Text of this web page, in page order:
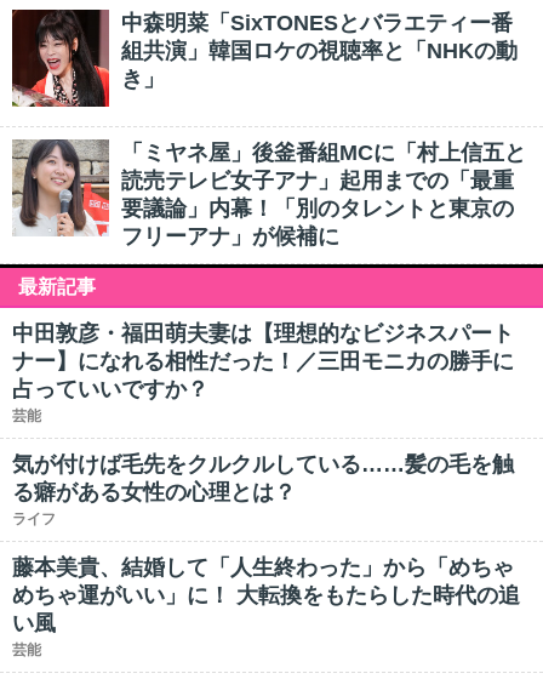
中森明菜「SixTONESとバラエティー番
組共演」韓国ロケの視聴率と「NHKの動
き」
「ミヤネ屋」後釜番組MCに「村上信五と
読売テレビ女子アナ」起用までの「最重
要議論」内幕！「別のタレントと東京の
フリーアナ」が候補に
最新記事
中田敦彦・福田萌夫妻は【理想的なビジネスパート
ナー】になれる相性だった！／三田モニカの勝手に
占っていいですか？
芸能
気が付けば毛先をクルクルしている……髪の毛を触
る癖がある女性の心理とは？
ライフ
藤本美貴、結婚して「人生終わった」から「めちゃ
めちゃ運がいい」に！ 大転換をもたらした時代の追
い風
芸能